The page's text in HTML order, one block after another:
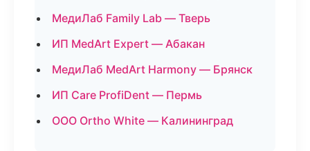
МедиЛаб Family Lab — Тверь
ИП MedArt Expert — Абакан
МедиЛаб MedArt Harmony — Брянск
ИП Care ProfiDent — Пермь
ООО Ortho White — Калининград